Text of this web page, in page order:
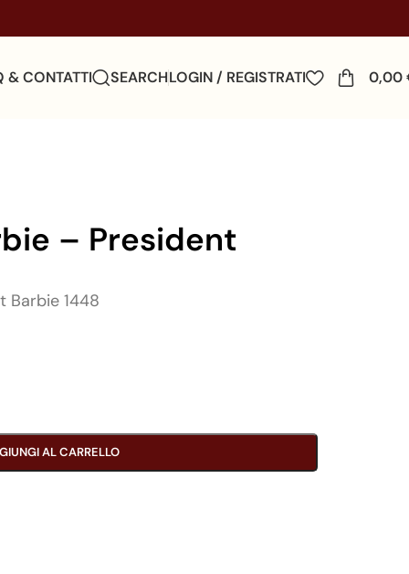
& CONTATTI SEARCHLOGIN / REGISTRATI 0,00
– President
Barbie 1448
AL CARRELLO